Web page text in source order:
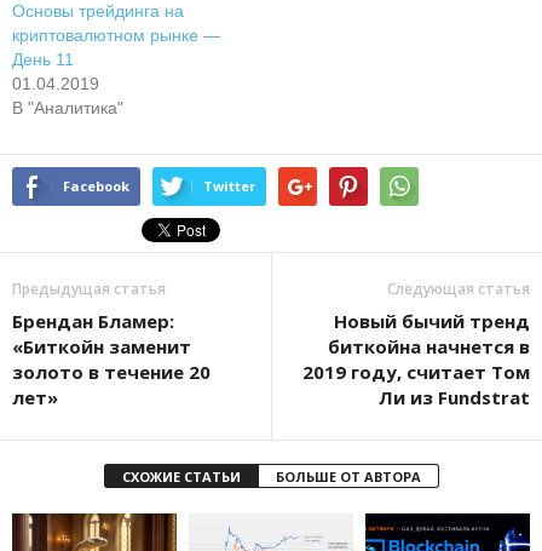
Основы трейдинга на
криптовалютном рынке —
День 11
01.04.2019
В "Аналитика"
Facebook Twitter
Предыдущая статья
Брендан Бламер:
«Биткойн заменит
золото в течение 20
лет»
Следующая статья
Новый бычий тренд
биткойна начнется в
2019 году, считает Том
Ли из Fundstrat
СХОЖИЕ СТАТЬИ БОЛЬШЕ ОТ АВТОРА